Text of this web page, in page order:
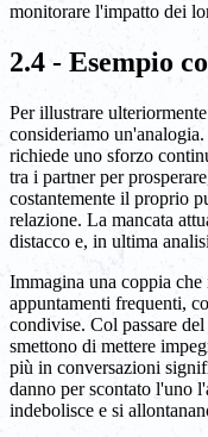
monitorare l'impatto dei
2.4 - Esempio
Per illustrare
consideriamo
richiede uno sforzo
tra i partner per
costantemente il proprio
relazione. La mancata
distacco e, in ultima
Immagina una coppia
appuntamenti frequenti,
condivise. Col passare
smettono di mettere
più in conversazioni
danno per scontato l'uno
indebolisce e si